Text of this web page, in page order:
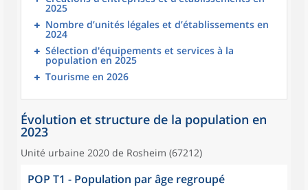
2025
Nombre d’unités légales et d’établissements en
2024
Sélection d'équipements et services à la
population en 2025
Tourisme en 2026
Évolution et structure de la population en
2023
Unité urbaine 2020 de Rosheim (67212)
POP T1 - Population par âge regroupé